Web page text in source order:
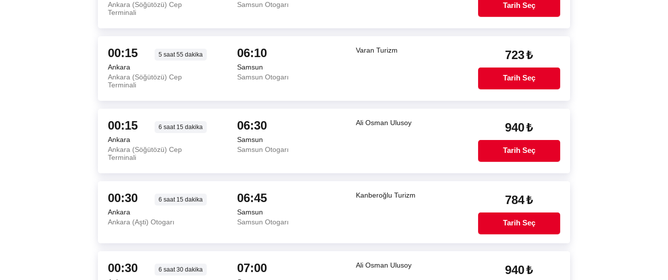
Ankara (Söğütözü) Cep
Terminali
Samsun Otogarı
Tarih Seç
00:15 5 saat55 dakika
Ankara
Ankara (Söğütözü) Cep
Terminali
06:10
Samsun
Samsun Otogarı
Varan Turizm 723₺
Tarih Seç
00:15 6 saat15 dakika
Ankara
Ankara (Söğütözü) Cep
Terminali
06:30
Samsun
Samsun Otogarı
Ali Osman Ulusoy 940₺
Tarih Seç
00:30 6 saat15 dakika
Ankara
Ankara (Aşti) Otogarı
06:45
Samsun
Samsun Otogarı
Kanberoğlu Turizm 784₺
Tarih Seç
00:30 6 saat30 dakika 07:00 Ali Osman Ulusoy 940₺